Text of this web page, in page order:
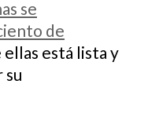
se
de
ellas está lista y
su